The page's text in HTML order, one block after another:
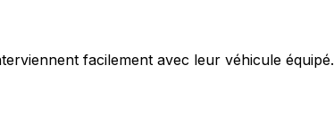
facilement avec leur véhicule équipé.